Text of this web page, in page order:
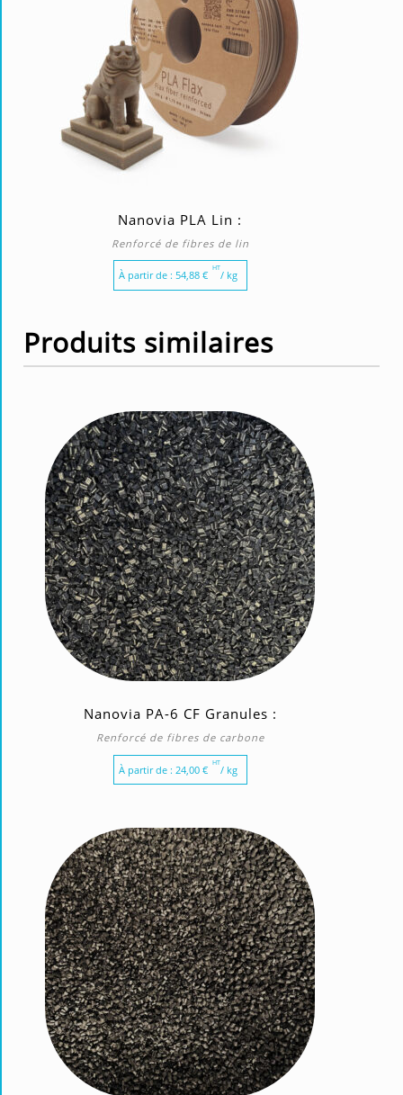
Nanovia PLA Lin :
Renforcé de fibres de lin
À partir de : 54,88 €
HT
/ kg
Produits similaires
Nanovia PA-6 CF Granules :
Renforcé de fibres de carbone
À partir de : 24,00 €
HT
/ kg